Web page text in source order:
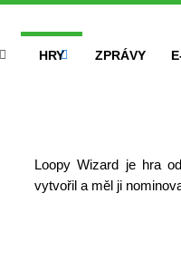
HRY ZPRÁVY
Loopy Wizard je hra
vytvořil a měl ji